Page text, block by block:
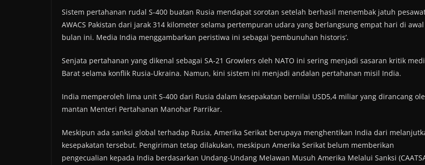
Sistem pertahanan rudal S-400 buatan Rusia mendapat sorotan setelah berhasil menembak jatuh
AWACS Pakistan dari jarak 314 kilometer selama pertempuran udara yang berlangsung empat hari di awal
bulan ini. Media India menggambarkan peristiwa ini sebagai ‘pembunuhan historis’.
Senjata pertahanan yang dikenal sebagai SA-21 Growlers oleh NATO ini sering menjadi sasaran kritik
Barat selama konflik Rusia-Ukraina. Namun, kini sistem ini menjadi andalan pertahanan misil India.
India memperoleh lima unit S-400 dari Rusia dalam kesepakatan bernilai USD5,4 miliar yang dirancang
mantan Menteri Pertahanan Manohar Parrikar.
Meskipun ada sanksi global terhadap Rusia, Amerika Serikat berupaya menghentikan India dari
kesepakatan tersebut. Pengiriman tetap dilakukan, meskipun Amerika Serikat belum memberikan
pengecualian kepada India berdasarkan Undang-Undang Melawan Musuh Amerika Melalui Sanksi